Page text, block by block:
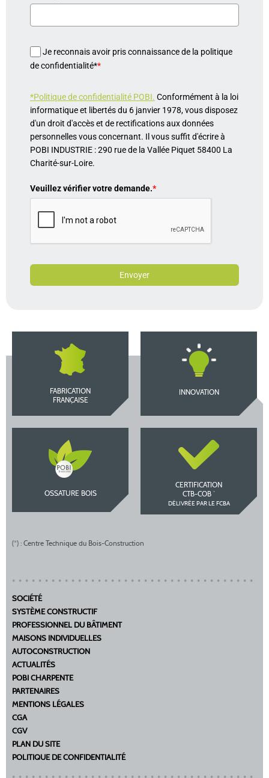
Je reconnais avoir pris connaissance de la politique
de confidentialité**
*Politique de confidentialité POBI. Conformément à la loi
informatique et libertés du 6 janvier 1978, vous disposez
d'un droit d'accès et de rectifications aux données
personnelles vous concernant. Il vous suffit d'écrire à
POBI INDUSTRIE : 290 rue de la Vallée Piquet 58400 La
Charité-sur-Loire.
Veuillez vérifier votre demande.*
Envoyer
FABRICATION
FRANÇAISE
INNOVATION
OSSATURE BOIS
CERTIFICATION
CTB-COB *
DÉLIVRÉE PAR LE FCBA
(*) : Centre Technique du Bois-Construction
SOCIÉTÉ
SYSTÈME CONSTRUCTIF
PROFESSIONNEL DU BÂTIMENT
MAISONS INDIVIDUELLES
AUTOCONSTRUCTION
ACTUALITÉS
POBI CHARPENTE
PARTENAIRES
MENTIONS LÉGALES
CGA
CGV
PLAN DU SITE
POLITIQUE DE CONFIDENTIALITÉ